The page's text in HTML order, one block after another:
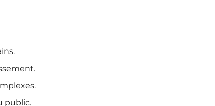
public.